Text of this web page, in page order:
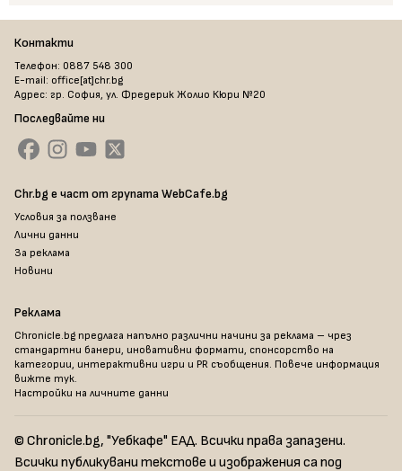
Контакти
Телефон: 0887 548 300
E-mail: office[at]chr.bg
Адрес: гр. София, ул. Фредерик Жолио Кюри №20
Последвайте ни
Chr.bg е част от групата WebCafe.bg
Условия за ползване
Лични данни
За реклама
Новини
Реклама
Chronicle.bg предлага напълно различни начини за реклама – чрез
стандартни банери, иновативни формати, спонсорство на
категории, интерактивни игри и PR съобщения. Повече информация
вижте тук.
Настройки на личните данни
© Chronicle.bg, "Уебкафе" ЕАД. Всички права запазени.
Всички публикувани текстове и изображения са под